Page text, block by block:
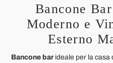
Bancone
Moderno e
Esterno
Bancone barideale per la casa